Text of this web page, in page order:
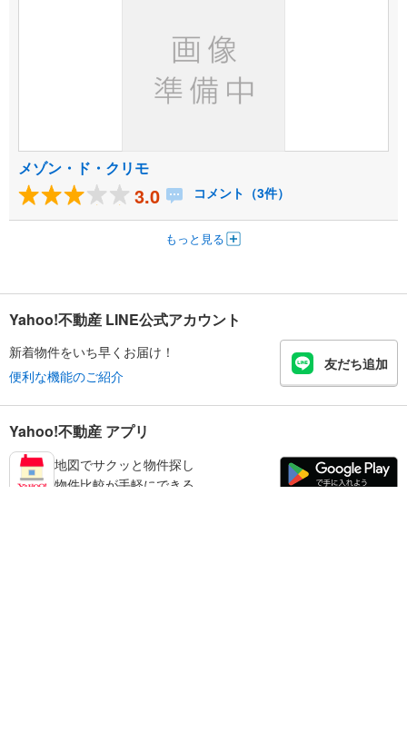
メゾン・ド・クリモ
3.0 コメント（3件）
もっと見る
Yahoo!不動産 LINE公式アカウント
新着物件をいち早くお届け！
便利な機能のご紹介
友だち追加
Yahoo!不動産 アプリ
地図でサクッと物件探し
物件比較が手軽にできる